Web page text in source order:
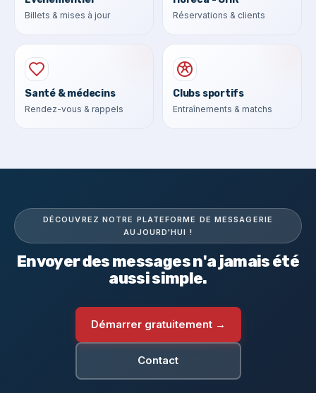
Billets & mises à jour Réservations & clients
Santé & médecins
Rendez-vous & rappels
Clubs sportifs
Entraînements & matchs
DÉCOUVREZ NOTRE PLATEFORME DE MESSAGERIE
AUJOURD'HUI !
Envoyer des messages n'a jamais été
aussi simple.
Démarrer gratuitement →
Contact